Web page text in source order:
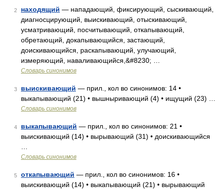
2 находящий — нападающий, фиксирующий, сыскивающий,
диагносцирующий, выискивающий, отыскивающий,
усматривающий, посчитывающий, откапывающий,
обретающий, докапывающийся, застающий,
доискивающийся, раскапывающий, улучающий,
измеряющий, наваливающийся,&#8230; …
Словарь синонимов
3 выискивающий — прил., кол во синонимов: 14 •
выкапывающий (21) • вышныривающий (4) • ищущий (23) …
Словарь синонимов
4 выкапывающий — прил., кол во синонимов: 21 •
выискивающий (14) • вырывающий (31) • доискивающийся
Словарь синонимов
5 откапывающий — прил., кол во синонимов: 16 •
выискивающий (14) • выкапывающий (21) • вырывающий